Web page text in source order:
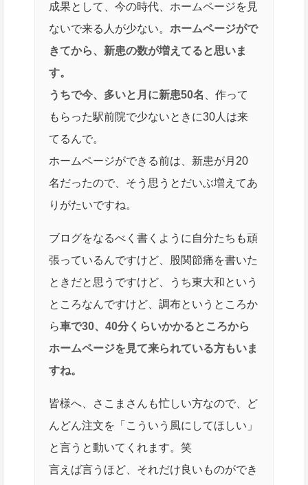
成果として、今の時代、ホームページを見
ないで来る人が少ない。ホームページがで
きてから、新患の数が増えてると思いま
す。
うちで今、多いと月に新患50名
、作って
もらった駅前院で少ないときに30人は来
てるんで。
ホームページができる前は、新患が月20
名だったので、そう思うとだいぶ増えてあ
りがたいですね。
ブログをなるべく書くように自分たちも頑
張っているんですけど、股関節痛を書いた
ときだと思うですけど、うち東大和という
ところなんですけど、調布というところか
ら車で30、40分くらいかかるところから
ホームページを見て来られている方もいま
すね。
皆様へ、さこまさんも忙しい方なので、ど
んどん注文を「こういう風にしてほしい」
と言うと動いてくれます。笑
言えば言うほど、それだけ良いものができ